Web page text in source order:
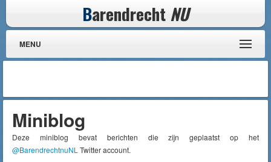
Barendrecht NU
MENU
Miniblog
Deze miniblog bevat berichten die zijn geplaatst op het
@BarendrechtnuNL Twitter account.